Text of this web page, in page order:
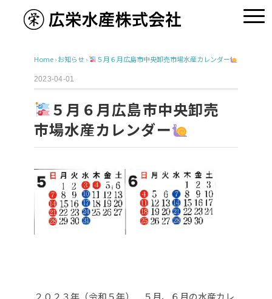
Home›お知らせ › ５月６月広島市中央卸売市場水産カレンダー
2023-04-01
５月６月広島市中央卸売
市場水産カレンダー
２０２３年（令和５年） ５月、６月の水産カレ